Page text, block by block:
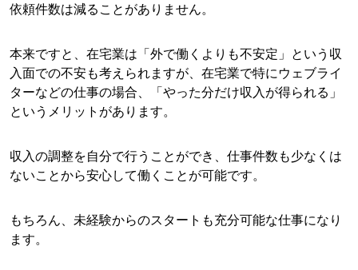
依頼件数は減ることがありません。
本来ですと、在宅業は「外で働くよりも不安定」という収
入面での不安も考えられますが、在宅業で特にウェブライ
ターなどの仕事の場合、「やった分だけ収入が得られる」
というメリットがあります。
収入の調整を自分で行うことができ、仕事件数も少なくは
ないことから安心して働くことが可能です。
もちろん、未経験からのスタートも充分可能な仕事になり
ます。